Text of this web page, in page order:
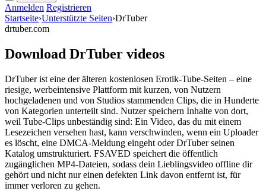
Anmelden Registrieren
Startseite›Unterstützte Seiten›DrTuber
drtuber.com
Download DrTuber videos
DrTuber ist eine der älteren kostenlosen Erotik-Tube-Seiten – eine
riesige, werbeintensive Plattform mit kurzen, von Nutzern
hochgeladenen und von Studios stammenden Clips, die in Hunderte
von Kategorien unterteilt sind. Nutzer speichern Inhalte von dort,
weil Tube-Clips unbeständig sind: Ein Video, das du mit einem
Lesezeichen versehen hast, kann verschwinden, wenn ein Uploader
es löscht, eine DMCA-Meldung eingeht oder DrTuber seinen
Katalog umstrukturiert. FSAVED speichert die öffentlich
zugänglichen MP4-Dateien, sodass dein Lieblingsvideo offline dir
gehört und nicht nur einen defekten Link davon entfernt ist, für
immer verloren zu gehen.